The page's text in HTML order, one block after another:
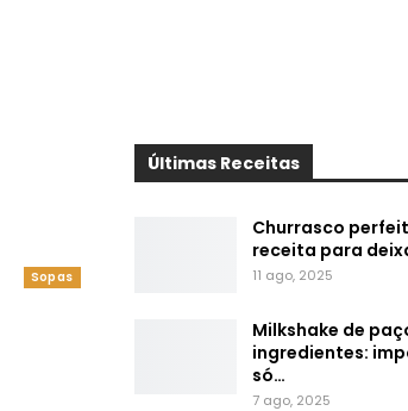
Sopas
Últimas Receitas
Churrasco
receita para
11 ago, 2025
Milkshake de
ingredientes:
só…
7 ago, 2025